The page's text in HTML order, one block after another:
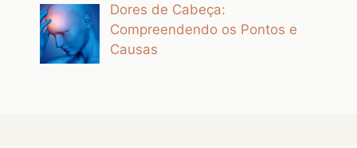
Dores de Cabeça:
Compreendendo os Pontos e
Causas